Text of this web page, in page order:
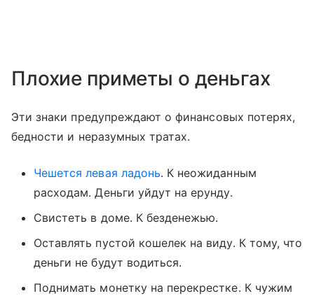
Плохие приметы о деньгах
Эти знаки предупреждают о финансовых потерях,
бедности и неразумных тратах.
Чешется левая ладонь. К неожиданным
расходам. Деньги уйдут на ерунду.
Свистеть в доме. К безденежью.
Оставлять пустой кошелек на виду. К тому, что
деньги не будут водиться.
Поднимать монетку на перекрестке. К чужим